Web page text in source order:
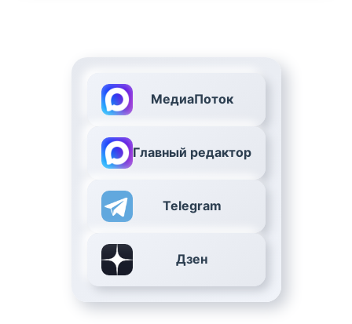
МедиаПоток
Главный редактор
Telegram
Дзен